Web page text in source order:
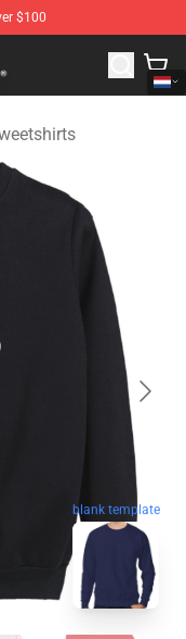
$100
Merchandise Shop
blank template